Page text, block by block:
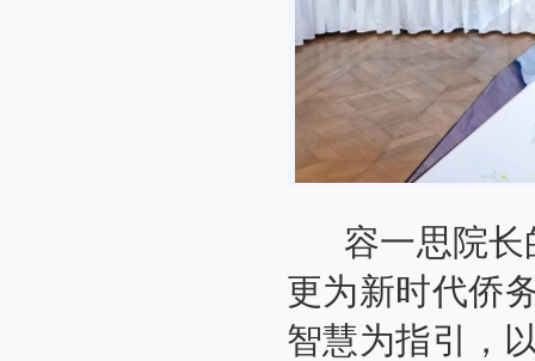
容一思院长
更为新时代侨
智慧为指引，